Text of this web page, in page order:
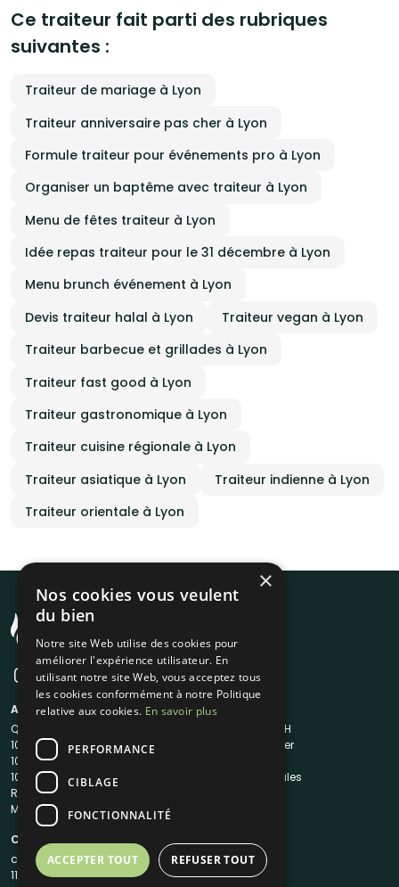
Ce traiteur fait parti des rubriques
suivantes :
Traiteur de mariage à Lyon
Traiteur anniversaire pas cher à Lyon
Formule traiteur pour événements pro à Lyon
Organiser un baptême avec traiteur à Lyon
Menu de fêtes traiteur à Lyon
Idée repas traiteur pour le 31 décembre à Lyon
Menu brunch événement à Lyon
Devis traiteur halal à Lyon
Traiteur vegan à Lyon
Traiteur barbecue et grillades à Lyon
Traiteur fast good à Lyon
Traiteur gastronomique à Lyon
Traiteur cuisine régionale à Lyon
Traiteur asiatique à Lyon
Traiteur indienne à Lyon
Traiteur orientale à Lyon
A propos
Qui sommes-nous ?
1001Salles
1001Salles PRO
1001DJ
Reserverunbar
MP2
Liens utiles
Traiteur en 48H
Nous contacter
Mentions légales
Contacts
contact@1001traiteurs.com
11 Rue Maurice Grandcoing
×
Nos cookies vous veulent
du bien
Notre site Web utilise des cookies pour
améliorer l'expérience utilisateur. En
utilisant notre site Web, vous acceptez tous
les cookies conformément à notre Politique
relative aux cookies. En savoir plus
PERFORMANCE
CIBLAGE
FONCTIONNALITÉ
ACCEPTER TOUT REFUSER TOUT